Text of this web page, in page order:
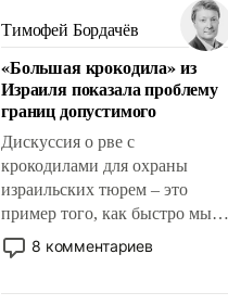
Тимофей Бордачёв
«Большая крокодила» из
Израиля показала проблему
границ допустимого
Дискуссия о рве с
крокодилами для охраны
израильских тюрем – это
пример того, как быстро мы
двигаемся по пути
революционных изменений.
8 комментариев